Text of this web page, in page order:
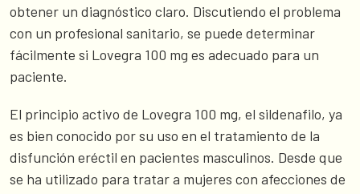
obtener un diagnóstico claro. Discutiendo el problema
con un profesional sanitario, se puede determinar
fácilmente si Lovegra 100 mg es adecuado para un
paciente.
El principio activo de Lovegra 100 mg, el sildenafilo, ya
es bien conocido por su uso en el tratamiento de la
disfunción eréctil en pacientes masculinos. Desde que
se ha utilizado para tratar a mujeres con afecciones de